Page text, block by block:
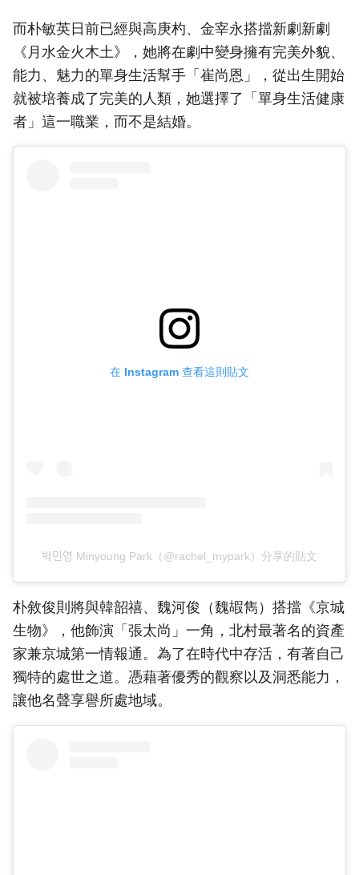
而朴敏英日前已經與高庚杓、金宰永搭擋新劇新劇
《月水金火木土》，她將在劇中變身擁有完美外貌、
能力、魅力的單身生活幫手「崔尚恩」，從出生開始
就被培養成了完美的人類，她選擇了「單身生活健康
者」這一職業，而不是結婚。
在 Instagram 查看這則貼文
박민영 Minyoung Park（@rachel_mypark）分享的貼文
朴敘俊則將與韓韶禧、魏河俊（魏嘏雋）搭擋《京城
生物》，他飾演「張太尚」一角，北村最著名的資產
家兼京城第一情報通。為了在時代中存活，有著自己
獨特的處世之道。憑藉著優秀的觀察以及洞悉能力，
讓他名聲享譽所處地域。